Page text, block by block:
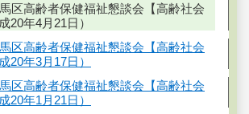
区高齢者保健福祉懇談会【高齢社会
20年4月21日）
区高齢者保健福祉懇談会【高齢社会
20年3月17日）
区高齢者保健福祉懇談会【高齢社会
20年1月21日）